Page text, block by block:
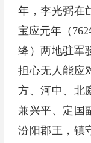
年，李光弼在
宝应元年（
绛）两地驻军
担心无人能应
方、河中、北
兼兴平、定国
汾阳郡王，镇